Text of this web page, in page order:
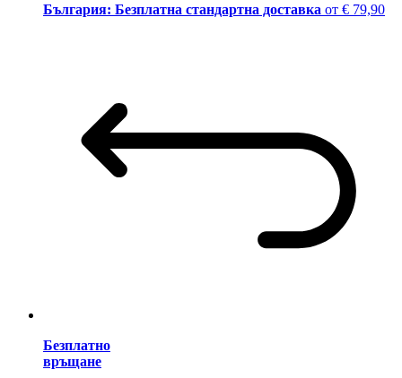
България: Безплатна стандартна доставка от € 79,90
Безплатно
връщане